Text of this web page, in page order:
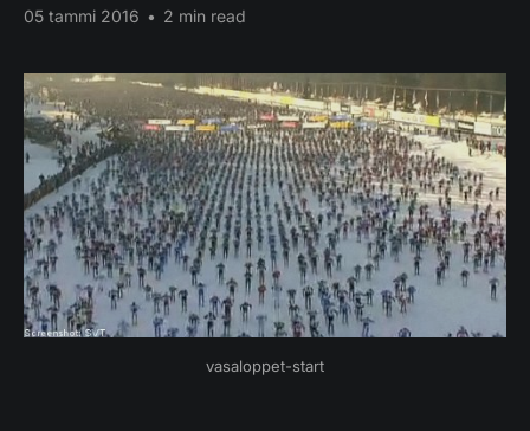
05 tammi 2016 • 2 min read
vasaloppet-start